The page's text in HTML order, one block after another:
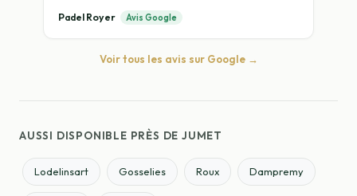
Padel Royer Avis Google
Voir tous les avis sur Google →
AUSSI DISPONIBLE PRÈS DE JUMET
Lodelinsart Gosselies Roux Dampremy